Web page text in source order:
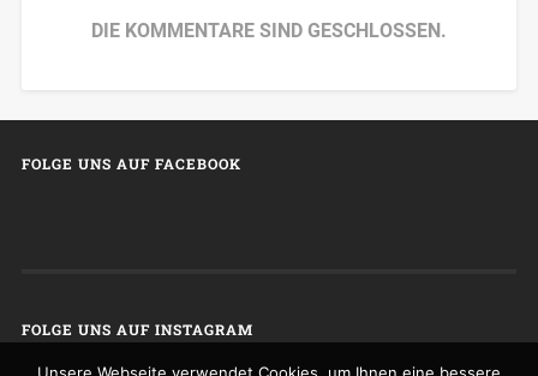
DIE KOMMENTARE SIND GESCHLOSSEN.
FOLGE UNS AUF FACEBOOK
FOLGE UNS AUF INSTAGRAM